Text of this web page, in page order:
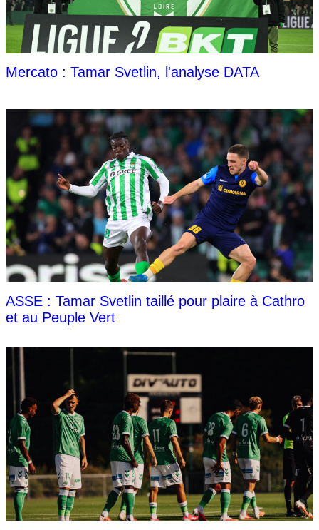
Mercato : Tamar Svetlin, l'analyse DATA
ASSE : Tamar Svetlin taillé pour plaire à Cathro
et au Peuple Vert